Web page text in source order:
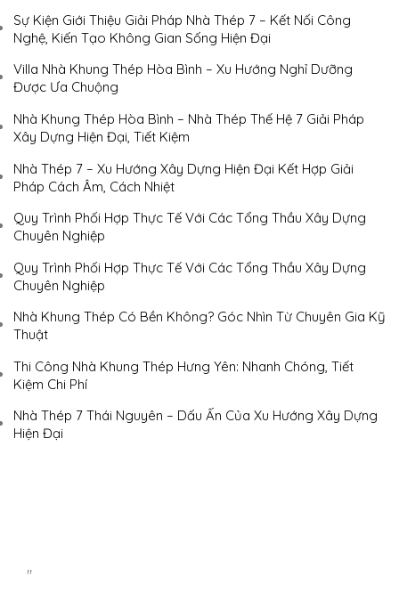
Sự Kiện Giới Thiệu Giải Pháp Nhà Thép 7 – Kết Nối Công
Nghệ, Kiến Tạo Không Gian Sống Hiện Đại
Villa Nhà Khung Thép Hòa Bình – Xu Hướng Nghỉ Dưỡng
Được Ưa Chuộng
Nhà Khung Thép Hòa Bình – Nhà Thép Thế Hệ 7 Giải Pháp
Xây Dựng Hiện Đại, Tiết Kiệm
Nhà Thép 7 – Xu Hướng Xây Dựng Hiện Đại Kết Hợp Giải
Pháp Cách Âm, Cách Nhiệt
Quy Trình Phối Hợp Thực Tế Với Các Tổng Thầu Xây Dựng
Chuyên Nghiệp
Quy Trình Phối Hợp Thực Tế Với Các Tổng Thầu Xây Dựng
Chuyên Nghiệp
Nhà Khung Thép Có Bền Không? Góc Nhìn Từ Chuyên Gia Kỹ
Thuật
Thi Công Nhà Khung Thép Hưng Yên: Nhanh Chóng, Tiết
Kiệm Chi Phí
Nhà Thép 7 Thái Nguyên – Dấu Ấn Của Xu Hướng Xây Dựng
Hiện Đại
"